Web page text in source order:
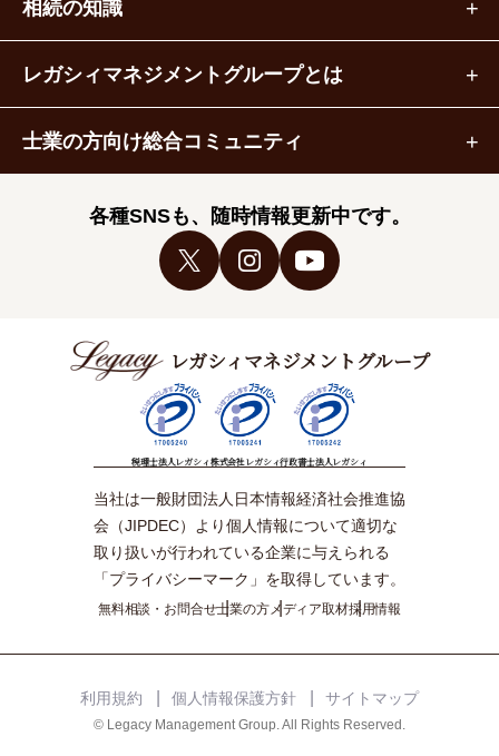
相続の知識
レガシィマネジメントグループとは
士業の方向け総合コミュニティ
各種SNSも、随時情報更新中です。
レガシィマネジメントグループ
税理士法人レガシィ株式会社レガシィ行政書士法人レガシィ
当社は一般財団法人日本情報経済社会推進協
会（JIPDEC）より個人情報について適切な
取り扱いが行われている企業に与えられる
「プライバシーマーク」を取得しています。
無料相談・お問合せ士業の方メディア取材採用情報
© Legacy Management Group. All Rights Reserved.
利用規約 個人情報保護方針 サイトマップ